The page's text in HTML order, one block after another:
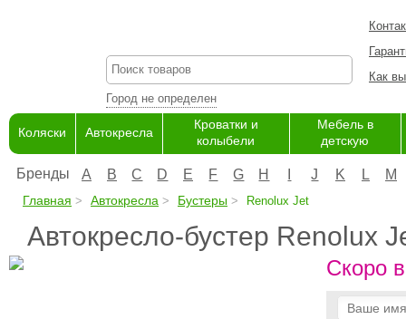
Город не определен
Как
Коляски Автокресла
Кроватки и
колыбели
Мебель в
детскую
Бренды A B C D E F G H J K L M
Главная Автокресла Бустеры Renolux Jet
Автокресло-бустер Renolux
Скоро